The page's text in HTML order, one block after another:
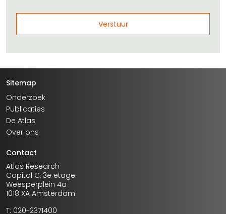
Sitemap
Onderzoek
Publicaties
De Atlas
Over ons
Contact
Atlas Research
Capital C, 3e etage
Weesperplein 4a
1018 XA Amsterdam
T: 020-2371400